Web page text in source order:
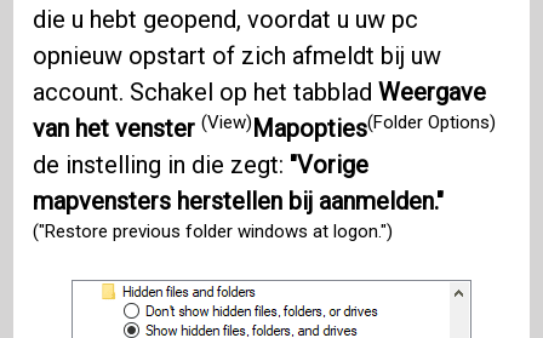
die u hebt geopend, voordat u uw pc
opnieuw opstart of zich afmeldt bij uw
account. Schakel op het tabbladWeergave
van het venster(View) Mapopties(Folder Options)
de instelling in die zegt: "Vorige
mapvensters herstellen bij aanmelden."
("Restore previous folder windows at logon.")